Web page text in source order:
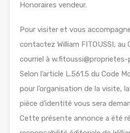
Honoraires vendeur.
Pour visiter et vous
contactez William FITOUSSI,
courriel à w.fitoussi@proprietes-
Selon l’article L.561.5 du Code
pour l’organisation de la visite,
pièce d’identité vous sera
Cette présente annonce a été